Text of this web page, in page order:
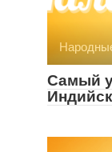
Самый